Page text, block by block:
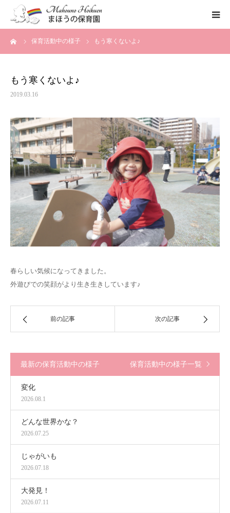
保育活動中の様子 もう寒くないよ♪
もう寒くないよ♪
2019.03.16
春らしい気候になってきました。
外遊びでの笑顔がより生き生きしています♪
前の記事 次の記事
最新の保育活動中の様子 保育活動中の様子一覧
変化
2026.08.1
どんな世界かな？
2026.07.25
じゃがいも
2026.07.18
大発見！
2026.07.11
まほうの保育園の想い
一時保育について